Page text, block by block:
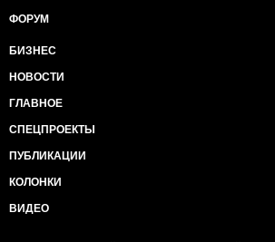
ФОРУМ
БИЗНЕС
НОВОСТИ
ГЛАВНОЕ
СПЕЦПРОЕКТЫ
ПУБЛИКАЦИИ
КОЛОНКИ
ВИДЕО